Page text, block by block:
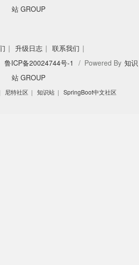
站 GROUP
| 升级日志 | 联系我们 |
鲁ICP备20024744号-1 / Powered By 知识
站 GROUP
尼特社区 | 知识站 | SpringBoot中文社区